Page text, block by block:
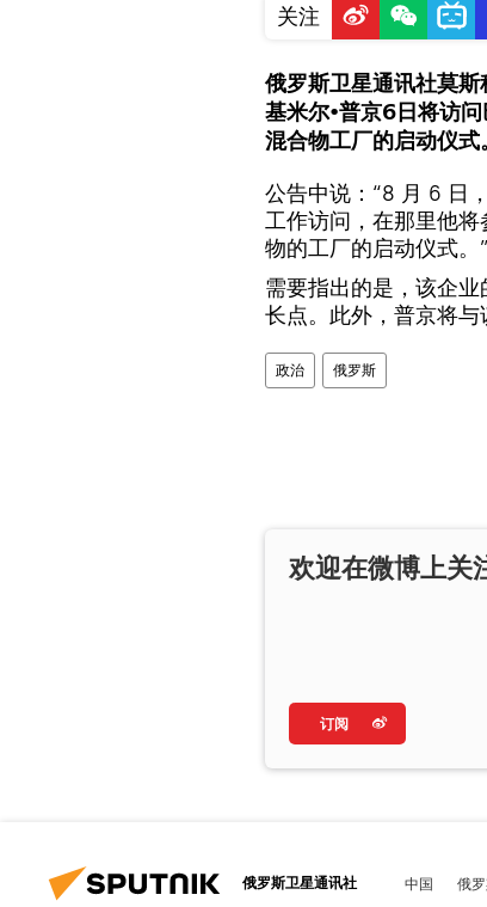
关注
俄罗斯卫星通讯社莫
基米尔•普京6日将访
混合物工厂的启动仪式。
公告中说：“8 月 6 日
工作访问，在那里他
物的工厂的启动仪式。”
需要指出的是，该企
长点。此外，普京将与
政治 俄罗斯
欢迎在微博上关
订阅
俄罗斯卫星通讯社 中国 俄